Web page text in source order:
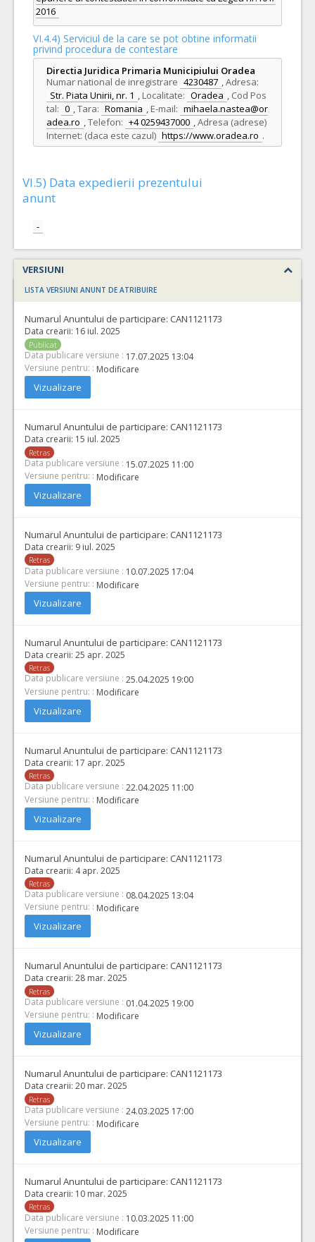
2016
VI.4.4) Serviciul de la care se pot obtine informatii
privind procedura de contestare
Directia Juridica Primaria Municipiului Oradea
Numar national de inregistrare 4230487 ,Adresa:
Str. Piata Unirii, nr. 1 , Localitate: Oradea , Cod Pos
tal: 0 ,Tara: Romania , E-mail: mihaela.nastea@or
adea.ro ,Telefon: +4 0259437000 ,Adresa (adrese)
Internet: (daca este cazul) https://www.oradea.ro .
VI.5) Data expedierii prezentului
anunt
-
VERSIUNI
LISTA VERSIUNI ANUNT DE ATRIBUIRE
Numarul Anuntului de participare: CAN1121173
Data crearii: 16 iul. 2025
Publicat
Data publicare versiune : 17.07.2025 13:04
Versiune pentru: : Modificare
Vizualizare
Numarul Anuntului de participare: CAN1121173
Data crearii: 15 iul. 2025
Retras
Data publicare versiune : 15.07.2025 11:00
Versiune pentru: : Modificare
Vizualizare
Numarul Anuntului de participare: CAN1121173
Data crearii: 9 iul. 2025
Retras
Data publicare versiune : 10.07.2025 17:04
Versiune pentru: : Modificare
Vizualizare
Numarul Anuntului de participare: CAN1121173
Data crearii: 25 apr. 2025
Retras
Data publicare versiune : 25.04.2025 19:00
Versiune pentru: : Modificare
Vizualizare
Numarul Anuntului de participare: CAN1121173
Data crearii: 17 apr. 2025
Retras
Data publicare versiune : 22.04.2025 11:00
Versiune pentru: : Modificare
Vizualizare
Numarul Anuntului de participare: CAN1121173
Data crearii: 4 apr. 2025
Retras
Data publicare versiune : 08.04.2025 13:04
Versiune pentru: : Modificare
Vizualizare
Numarul Anuntului de participare: CAN1121173
Data crearii: 28 mar. 2025
Retras
Data publicare versiune : 01.04.2025 19:00
Versiune pentru: : Modificare
Vizualizare
Numarul Anuntului de participare: CAN1121173
Data crearii: 20 mar. 2025
Retras
Data publicare versiune : 24.03.2025 17:00
Versiune pentru: : Modificare
Vizualizare
Numarul Anuntului de participare: CAN1121173
Data crearii: 10 mar. 2025
Retras
Data publicare versiune : 10.03.2025 11:00
Versiune pentru: : Modificare